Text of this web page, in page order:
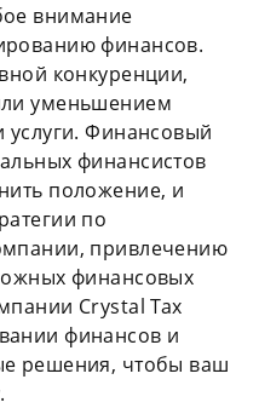
внимание
финансов.
конкуренции,
уменьшением
услуги. Финансовый
финансистов
положение, и
по
привлечению
финансовых
Crystal Tax
финансов и
решения, чтобы ваш